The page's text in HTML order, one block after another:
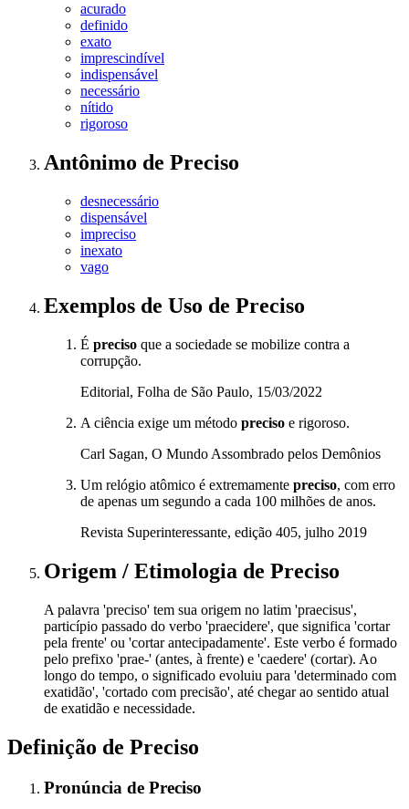
acurado
definido
exato
imprescindível
indispensável
necessário
nítido
rigoroso
Antônimo de Preciso
desnecessário
dispensável
impreciso
inexato
vago
Exemplos de Uso de Preciso
É preciso que a sociedade se mobilize contra a
corrupção.
Editorial, Folha de São Paulo, 15/03/2022
A ciência exige um método preciso e rigoroso.
Carl Sagan, O Mundo Assombrado pelos Demônios
Um relógio atômico é extremamente preciso, com erro
de apenas um segundo a cada 100 milhões de anos.
Revista Superinteressante, edição 405, julho 2019
Origem / Etimologia de Preciso
A palavra 'preciso' tem sua origem no latim 'praecisus',
particípio passado do verbo 'praecidere', que significa 'cortar
pela frente' ou 'cortar antecipadamente'. Este verbo é formado
pelo prefixo 'prae-' (antes, à frente) e 'caedere' (cortar). Ao
longo do tempo, o significado evoluiu para 'determinado com
exatidão', 'cortado com precisão', até chegar ao sentido atual
de exatidão e necessidade.
Definição de Preciso
Pronúncia de Preciso